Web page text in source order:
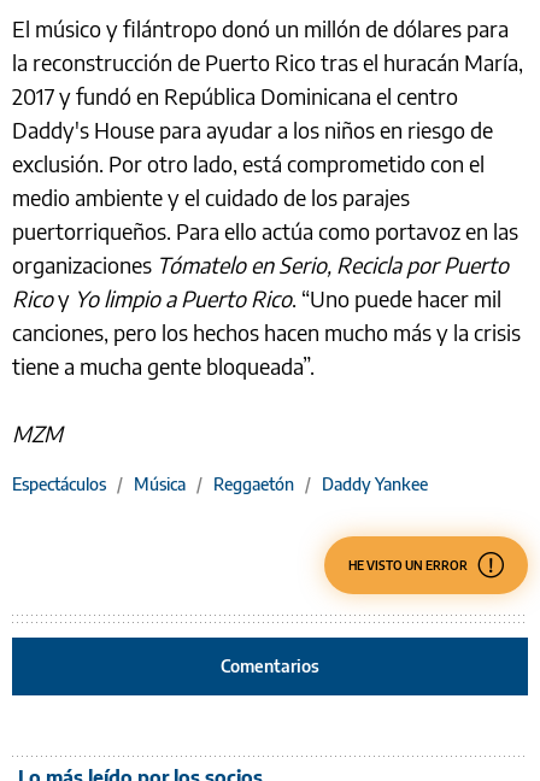
El músico y filántropo donó un millón de dólares para
la reconstrucción de Puerto Rico tras el huracán María,
2017 y fundó en República Dominicana el centro
Daddy's House para ayudar a los niños en riesgo de
exclusión. Por otro lado, está comprometido con el
medio ambiente y el cuidado de los parajes
puertorriqueños. Para ello actúa como portavoz en las
organizaciones Tómatelo en Serio, Recicla por Puerto
Ricoy Yo limpio a Puerto Rico. “Uno puede hacer mil
canciones, pero los hechos hacen mucho más y la crisis
tiene a mucha gente bloqueada”.
MZM
Espectáculos / Música / Reggaetón / Daddy Yankee
HE VISTO UN ERROR
Comentarios